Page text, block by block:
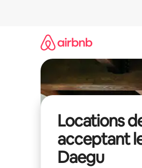
Locations
acceptant
Daegu